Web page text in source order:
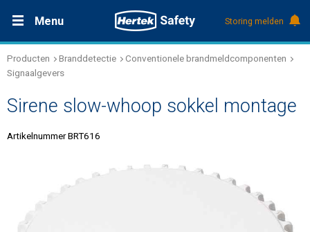
Menu
Oplossingen
Producten
Kennis
Storing melden
Productdocumentatie (DMS)
+31 (0)495 584111
Producten Branddetectie
Conventionele brandmeldcomponenten
Signaalgevers
Sirene slow-whoop sokkel montage
Artikelnummer BRT616